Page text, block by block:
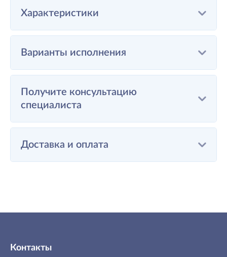
Характеристики
Варианты исполнения
Получите консультацию
специалиста
Доставка и оплата
Контакты